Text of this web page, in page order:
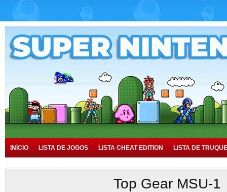
INÍCIO LISTA DE JOGOS LISTA CHEAT EDITION LISTA DE
TUTORIAIS HISTÓRIA
Top Gear MSU-1